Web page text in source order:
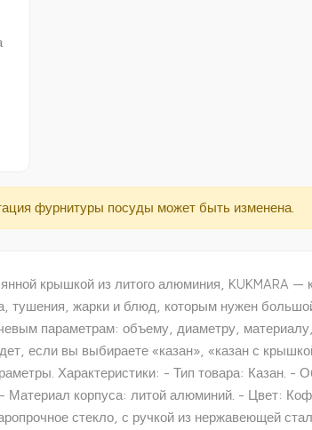
фурнитуры посуды может быть изменена.
крышкой из литого алюминия, KUKMARA —
тушения, жарки и блюд, которым нужен
параметрам: объему, диаметру,
если вы выбираете «казан», «казан с
Характеристики: - Тип товара: Казан. -
корпуса: литой алюминий. - Цвет:
стекло, с ручкой из нержавеющей